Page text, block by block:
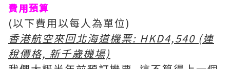
費用預算
(以下費用以每人為單位)
香港航空來回北海道機票: HKD4,540 (連
稅價格, 新千歲機場)